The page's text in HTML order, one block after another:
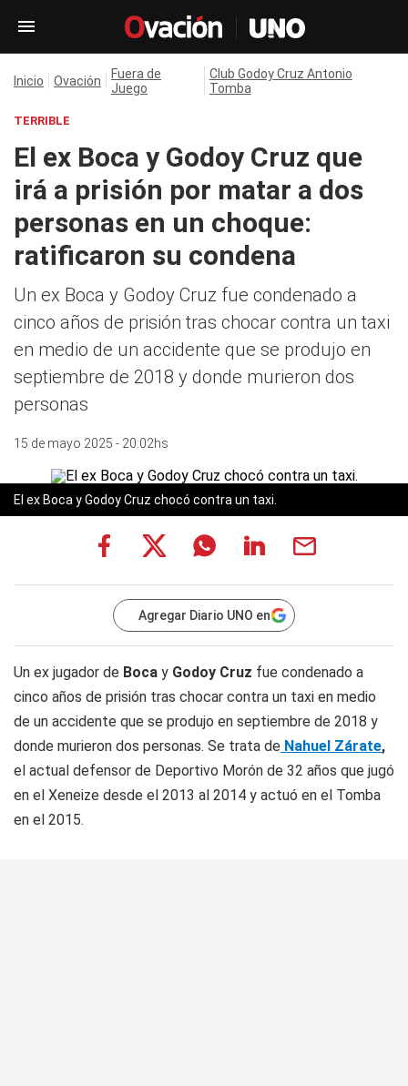
Inicio Ovación
Fuera de
Juego
Club Godoy Cruz Antonio
Tomba
TERRIBLE
El ex Boca y Godoy Cruz que
irá a prisión por matar a dos
personas en un choque:
ratificaron su condena
Un ex Boca y Godoy Cruz fue condenado a
cinco años de prisión tras chocar contra un taxi
en medio de un accidente que se produjo en
septiembre de 2018 y donde murieron dos
personas
15 de mayo 2025 - 20:02hs
El ex Boca y Godoy Cruz chocó contra un taxi.
Agregar Diario UNO en
Un ex jugador de Boca y Godoy Cruz fue condenado a
cinco años de prisión tras chocar contra un taxi en medio
de un accidente que se produjo en septiembre de 2018 y
donde murieron dos personas. Se trata de Nahuel Zárate,
el actual defensor de Deportivo Morón de 32 años que jugó
en el Xeneize desde el 2013 al 2014 y actuó en el Tomba
en el 2015.